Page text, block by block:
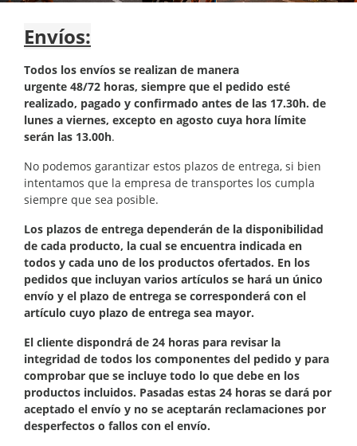
Envíos:
Todos los envíos se realizan de manera
urgente 48/72 horas, siempre que el pedido esté
realizado, pagado y confirmado antes de las 17.30h. de
lunes a viernes, excepto en agosto cuya hora límite
serán las 13.00h.
No podemos garantizar estos plazos de entrega, si bien
intentamos que la empresa de transportes los cumpla
siempre que sea posible.
Los plazos de entrega dependerán de la disponibilidad
de cada producto, la cual se encuentra indicada en
todos y cada uno de los productos ofertados. En los
pedidos que incluyan varios artículos se hará un único
envío y el plazo de entrega se corresponderá con el
artículo cuyo plazo de entrega sea mayor.
El cliente dispondrá de 24 horas para revisar la
integridad de todos los componentes del pedido y para
comprobar que se incluye todo lo que debe en los
productos incluidos. Pasadas estas 24 horas se dará por
aceptado el envío y no se aceptarán reclamaciones por
desperfectos o fallos con el envío.